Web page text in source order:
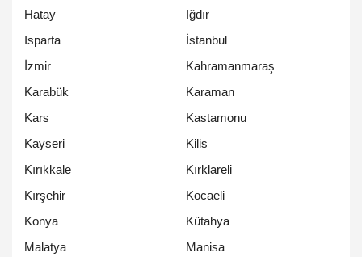
Hatay
Iğdır
Isparta
İstanbul
İzmir
Kahramanmaraş
Karabük
Karaman
Kars
Kastamonu
Kayseri
Kilis
Kırıkkale
Kırklareli
Kırşehir
Kocaeli
Konya
Kütahya
Malatya
Manisa